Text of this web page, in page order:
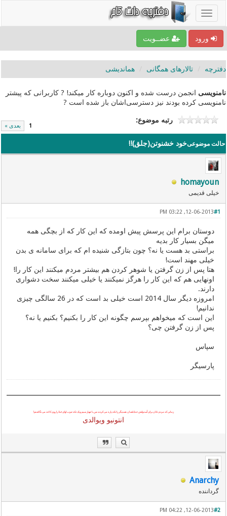
ورود عضــویت
دفترچه تالارهای همگانی هماندیشی
نامنویسی انجمن درست شده و اکنون دوباره کار میکند! ? کاربرانی که پیشتر
نامنویسی کرده بودند نیز دسترسی‌اشان باز شده است ?
1 بعدی »
رتبه موضوع:
حالت موضوعیخود خشنوتن(جلق)!!
homayoun
خیلی قدیمی
#1
12-06-2013, 03:22 PM
دوستان برام این پرسش پیش اومده که این کار که از بچگی همه
میگن بسیار کار بدیه
براستی بد هست یا نه؟ چون بتازگی شنیده ام که برای سامانه ی بدن
خیلی مهند است!
هتا پس از زن گرفتن یا شوهر کردن هم بیشتر مردم میکنند این کار را!
اونهایی هم که این کار را هرگز نمیکنند یا خیلی میکنند سخت دشواری
دارند.
امروزه دیگر سال 2014 است خیلی بد است که در 26 سالگی چیزی
ندانیم!
این است که میخواهم بپرسم چگونه این کار را بکنیم؟ بکنیم یا نه؟
پس از زن گرفتن چی؟
سپاس
پارسیگر
زمانی که مردم نادان برای اُستوانش خدایانشان همدیگر را تکه پاره می کردندمن با چهار سیم و یک تکه چوب اوایخدارا روی کاغذ می نگاشتم!
انتونیو ویوالدی
Anarchy
گرداننده
#2
12-06-2013, 04:22 PM